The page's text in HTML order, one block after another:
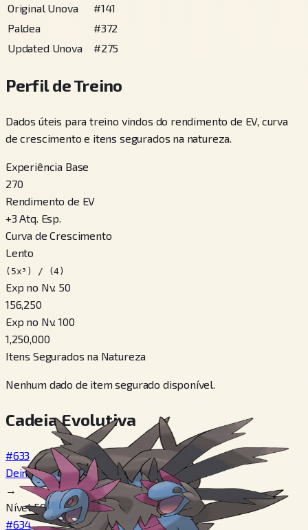
Original Unova
#141
Paldea
#372
Updated Unova
#275
Perfil de Treino
Dados úteis para treino vindos do rendimento de EV, curva
de crescimento e itens segurados na natureza.
Experiência Base
270
Rendimento de EV
+3 Atq. Esp.
Curva de Crescimento
Lento
(5x³) / (4)
Exp no Nv. 50
156,250
Exp no Nv. 100
1,250,000
Itens Segurados na Natureza
Nenhum dado de item segurado disponível.
Cadeia Evolutiva
#633
Deino
→
Nível 50
#634